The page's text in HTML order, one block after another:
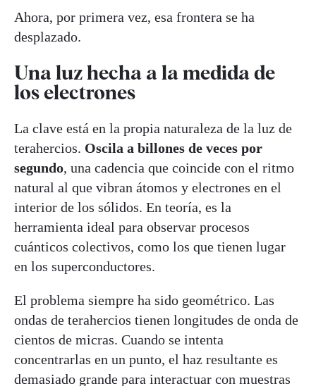
Ahora, por primera vez, esa frontera se ha
desplazado.
Una luz hecha a la medida de
los electrones
La clave está en la propia naturaleza de la luz de
terahercios. Oscila a billones de veces por
segundo, una cadencia que coincide con el ritmo
natural al que vibran átomos y electrones en el
interior de los sólidos. En teoría, es la
herramienta ideal para observar procesos
cuánticos colectivos, como los que tienen lugar
en los superconductores.
El problema siempre ha sido geométrico. Las
ondas de terahercios tienen longitudes de onda de
cientos de micras. Cuando se intenta
concentrarlas en un punto, el haz resultante es
demasiado grande para interactuar con muestras